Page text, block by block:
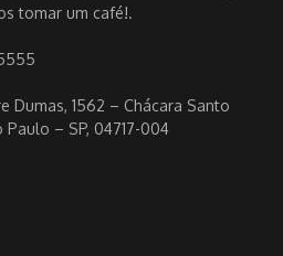
tomar um café!.
Dumas, 1562 – Chácara Santo
– SP, 04717-004